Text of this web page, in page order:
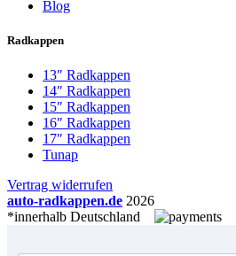
Blog
Radkappen
13″ Radkappen
14″ Radkappen
15″ Radkappen
16″ Radkappen
17″ Radkappen
Tunap
Vertrag widerrufen
auto-radkappen.de 2026
*innerhalb Deutschland